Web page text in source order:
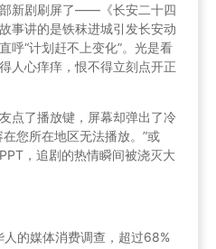
新剧刷屏了——《长安二十四
事讲的是铁秣进城引发长安动
呼“计划赶不上变化”。光是看
人心痒痒，恨不得立刻点开正
点了播放键，屏幕却弹出了冷
您所在地区无法播放。”或
，追剧的热情瞬间被浇灭大
的媒体消费调查，超过68%